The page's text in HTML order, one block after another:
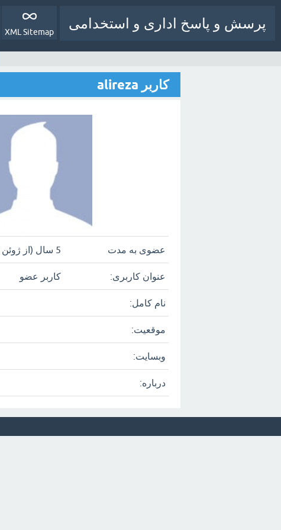
پرسش و پاسخ اداری و استخدامی
XML Sitemap
کاربر alireza
عضوی به مدت 5 سال (از ژوئن 9, 2021)
عنوان کاربری: کاربر عضو
نام کامل:
موقعیت:
وبسایت:
درباره: